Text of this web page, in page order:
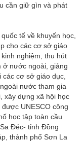
cần giữ gìn và phát
tế về khuyến học,
cho các cơ sở giáo
nghiệm, thu hút
ở nước ngoài, giảng
các cơ sở giáo dục,
nước tham gia
xây dựng xã hội học
UNESCO công
học tập toàn cầu
Đéc- tỉnh Đồng
thành phố Sơn La